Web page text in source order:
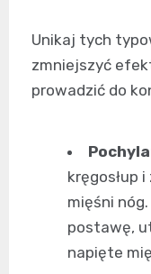
Unikaj tych
zmniejszyć
prowadzić do
kręgosłup
mięśni
postawę,
napięte